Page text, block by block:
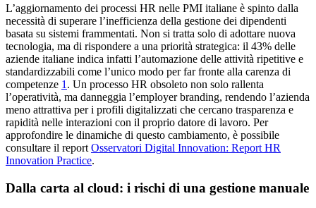
L’aggiornamento dei processi HR nelle PMI italiane è spinto dalla
necessità di superare l’inefficienza della gestione dei dipendenti
basata su sistemi frammentati. Non si tratta solo di adottare nuova
tecnologia, ma di rispondere a una priorità strategica: il 43% delle
aziende italiane indica infatti l’automazione delle attività ripetitive e
standardizzabili come l’unico modo per far fronte alla carenza di
competenze 1. Un processo HR obsoleto non solo rallenta
l’operatività, ma danneggia l’employer branding, rendendo l’azienda
meno attrattiva per i profili digitalizzati che cercano trasparenza e
rapidità nelle interazioni con il proprio datore di lavoro. Per
approfondire le dinamiche di questo cambiamento, è possibile
consultare il reportOsservatori Digital Innovation: Report HR
Innovation Practice.
Dalla carta al cloud: i rischi di una gestione manuale